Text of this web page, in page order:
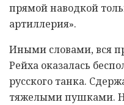
прямой наводкой
артиллерия».
Иными словами, вся
Рейха оказалась
русского танка.
тяжелыми пушками.